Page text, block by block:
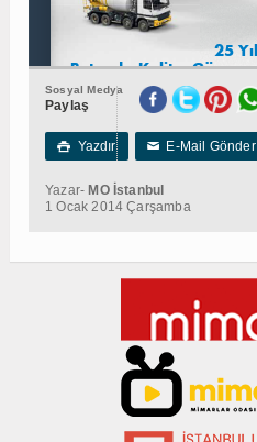
Sosyal Medya
Paylaş
 Yazdır ✉E-Mail Gönder
Yazar- MO İstanbul
1 Ocak 2014 Çarşamba